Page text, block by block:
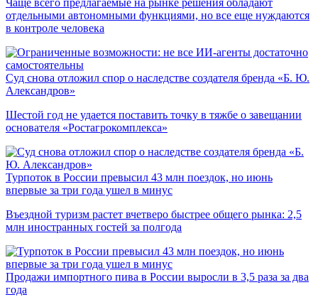
Чаще всего предлагаемые на рынке решения обладают
отдельными автономными функциями, но все еще нуждаются
в контроле человека
Суд снова отложил спор о наследстве создателя бренда «Б. Ю.
Александров»
Шестой год не удается поставить точку в тяжбе о завещании
основателя «Ростагрокомплекса»
Турпоток в России превысил 43 млн поездок, но июнь
впервые за три года ушел в минус
Въездной туризм растет вчетверо быстрее общего рынка: 2,5
млн иностранных гостей за полгода
Продажи импортного пива в России выросли в 3,5 раза за два
года